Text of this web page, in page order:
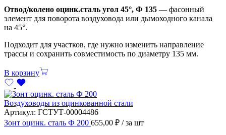
Отвод/колено оцинк.сталь угол 45°, Ф 135 — фасонный
элемент для поворота воздуховода или дымоходного канала
на 45°.
Подходит для участков, где нужно изменить направление
трассы и сохранить совместимость по диаметру 135 мм.
В корзину
Воздуховоды из оцинкованной стали
Артикул: ГСТУТ-00004486
Зонт оцинк. сталь Ф 200 655,00 ₽ / за шт